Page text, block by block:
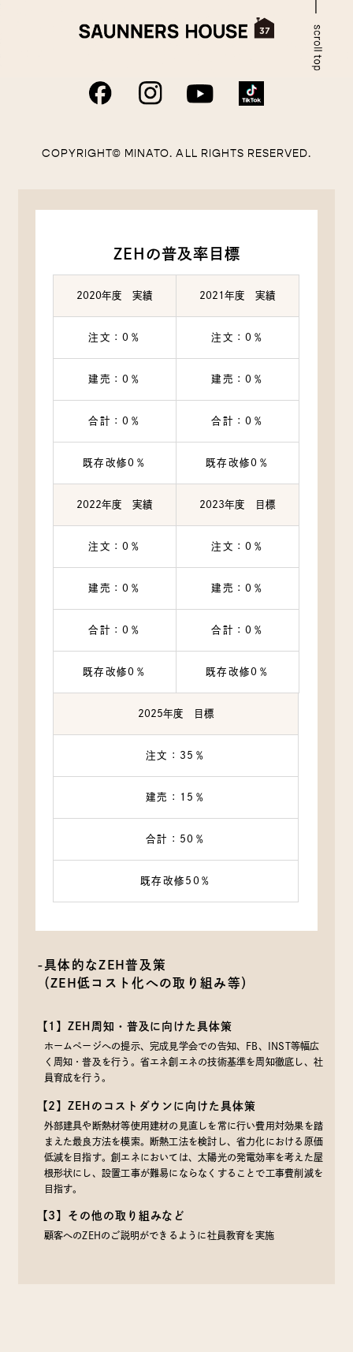
COPYRIGHT© MINATO. ALL RIGHTS RESERVED.
ZEHの普及率目標
2020年度 実績 2021年度 実績
注文：0％ 注文：0％
建売：0％ 建売：0％
合計：0％ 合計：0％
既存改修0％ 既存改修0％
2022年度 実績 2023年度 目標
注文：0％ 注文：0％
建売：0％ 建売：0％
合計：0％ 合計：0％
既存改修0％ 既存改修0％
2025年度 目標
注文：35％
建売：15％
合計：50％
既存改修50％
-具体的なZEH普及策
（ZEH低コスト化への取り組み等）
【1】ZEH周知・普及に向けた具体策
ホームページへの提示、完成見学会での告知、FB、INST等幅広
く周知・普及を行う。省エネ創エネの技術基準を周知徹底し、社
員育成を行う。
【2】ZEHのコストダウンに向けた具体策
外部建具や断熱材等使用建材の見直しを常に行い費用対効果を踏
まえた最良方法を模索。断熱工法を検討し、省力化における原価
低減を目指す。創エネにおいては、太陽光の発電効率を考えた屋
根形状にし、設置工事が難易にならなくすることで工事費削減を
目指す。
【3】その他の取り組みなど
顧客へのZEHのご説明ができるように社員教育を実施